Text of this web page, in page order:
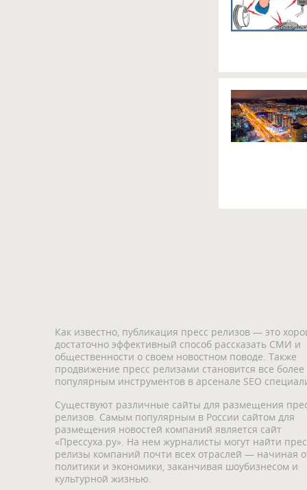
Как известно, публикация пресс релизов — это
достаточно эффективный способ рассказать СМИ и
общественности о своем новостном поводе. Также
продвижение пресс релизами становится все более
популярным инструментов в арсенале SEO
Существуют различные сайты для размещения
релизов. Самым популярным в России сайтом для
размещения новостей компаний является сайт
«Прессуха.ру». На нем журналисты могут найти
релизы компаний почти всех отраслей — начиная
политики и экономики, заканчивая шоубизнесом и
культурной жизнью.